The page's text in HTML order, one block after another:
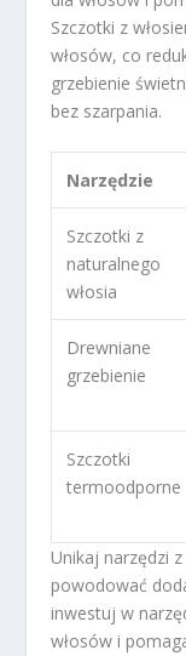
Szczotki z
włosów, co
grzebienie
bez szarpania.
Narzędzie
Szczotki z
naturalnego
włosia
Drewniane
grzebienie
Szczotki
termoodporne
Unikaj narzędzi
powodować
inwestuj w
włosów i